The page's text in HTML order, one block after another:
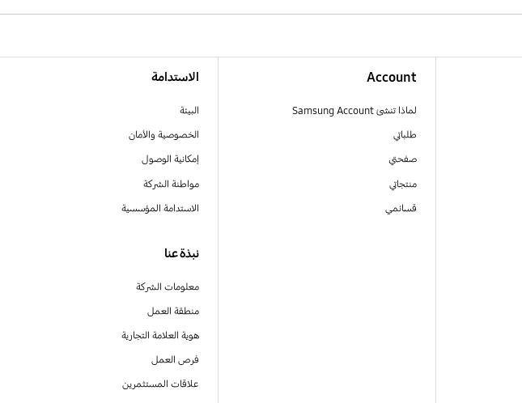
Account
لماذا تنشئ Samsung Account
طلباتي
صفحتي
منتجاتي
قسائمي
الاستدامة
البيئة
الخصوصية والأمان
إمكانية الوصول
مواطنة الشركة
الاستدامة المؤسسية
نبذة عنا
معلومات الشركة
منطقة العمل
هوية العلامة التجارية
فرص العمل
علاقات المستثمرين